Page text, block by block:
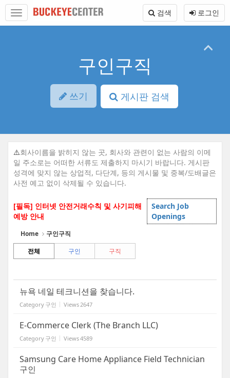
본
바
메
토
로그인
검색
구인구직
쓰기 게시판 검색
⚠️회사이름을 밝히지 않는 곳, 회사와 관련이 없는 사람의 이메
일 주소로는 어떠한 서류도 제출하지 마시기 바랍니다. 게시판
성격에 맞지 않는 상업적, 다단계, 등의 게시물 및 중복/도배글은
사전 예고 없이 삭제될 수 있습니다.
[필독] 인터넷 안전거래수칙 및 사기피해
예방 안내
Search Job
Openings
Home
구인구직
전체
구인 구직
뉴욕 네일 테크니션을 찾습니다.
Category 구인 Views2647
E-Commerce Clerk (The Branch LLC)
Category 구인 Views4589
Samsung Care Home Appliance Field Technician
구인